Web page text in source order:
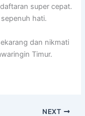
super cepat.
hati.
dan nikmati
Timur.
NEXT